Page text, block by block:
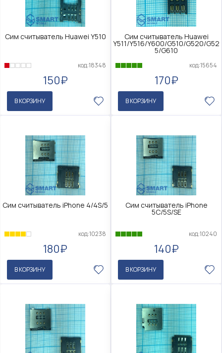
Сим считыватель Huawei Y510
код:18348
150₽
В КОРЗИНУ
Сим считыватель Huawei
Y511/Y516/Y600/G510/G520/G52
5/G610
код:15654
170₽
В КОРЗИНУ
Сим считыватель iPhone 4/4S/5
код:10238
180₽
В КОРЗИНУ
Сим считыватель iPhone
5C/5S/SE
код:10240
140₽
В КОРЗИНУ